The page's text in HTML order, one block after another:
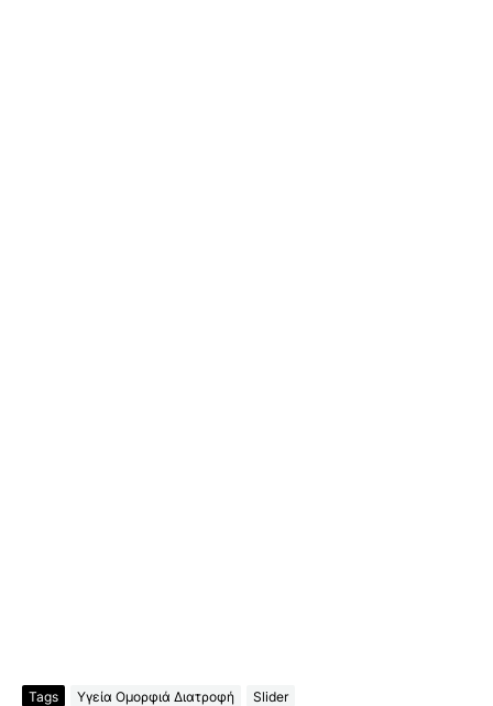
Tags Υγεία Ομορφιά Διατροφή Slider